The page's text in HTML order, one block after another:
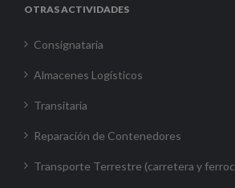
OTRAS ACTIVIDADES
Consignataria
Almacenes Logísticos
Transitaria
Reparación de Contenedores
Transporte Terrestre (carretera y